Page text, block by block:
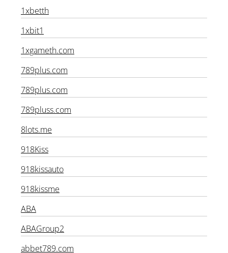
1xbetth
1xbit1
1xgameth.com
789plus.com
789plus.com
789pluss.com
8lots.me
918Kiss
918kissauto
918kissme
ABA
ABAGroup2